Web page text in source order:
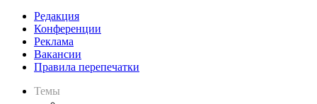
Редакция
Конференции
Реклама
Вакансии
Правила перепечатки
Темы